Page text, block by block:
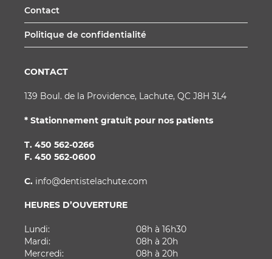
Contact
Politique de confidentialité
CONTACT
139 Boul. de la Providence, Lachute, QC J8H 3L4
* Stationnement gratuit pour nos patients
T. 450 562-0266
F. 450 562-0600
C. info@dentistelachute.com
HEURES D’OUVERTURE
Lundi:
08h à 16h30
Mardi:
08h à 20h
Mercredi:
08h à 20h